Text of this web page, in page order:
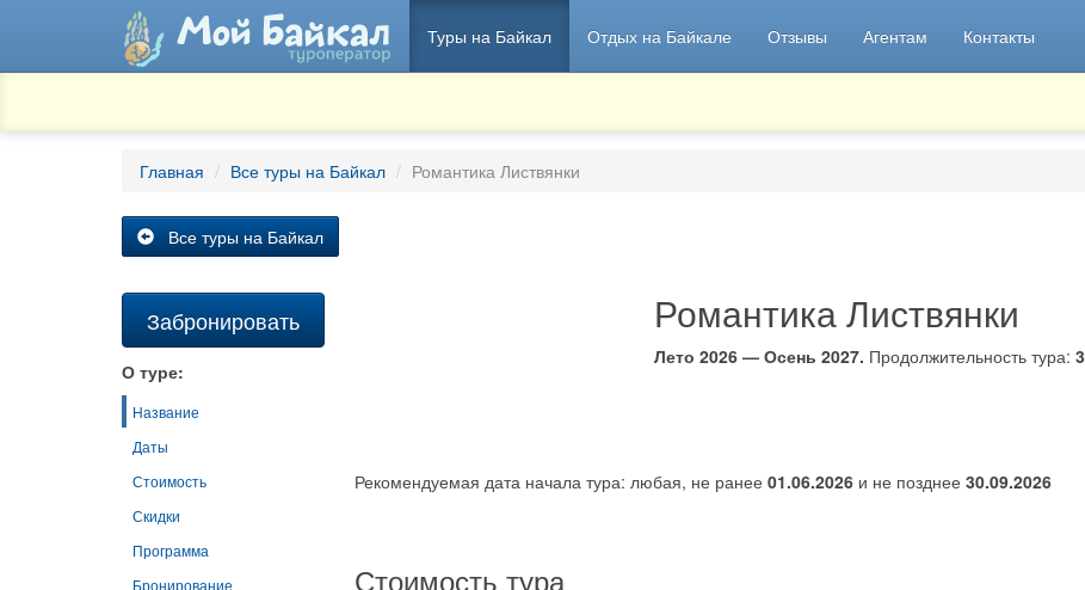
Туры на Байкал Отдых на Байкале Отзывы Агентам Контакты
Главная Все туры на Байкал Романтика Листвянки
Все туры на Байкал
Романтика Листвянки
Лето 2026 — Осень 2027. Продолжительность тура:3
Рекомендуемая дата начала тура: любая, не ранее 01.06.2026 и не позднее 30.09.2026
Стоимость тура
Забронировать
О туре:
Название
Даты
Стоимость
Скидки
Программа
Бронирование